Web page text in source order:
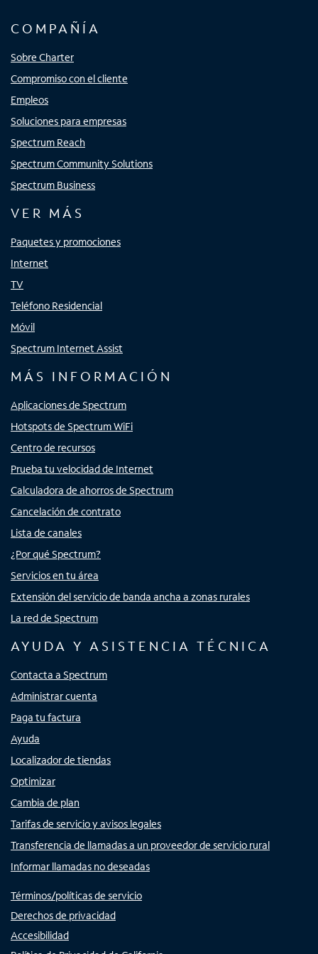
COMPAÑÍA
Sobre Charter
Compromiso con el cliente
Empleos
Soluciones para empresas
Spectrum Reach
Spectrum Community Solutions
Spectrum Business
VER MÁS
Paquetes y promociones
Internet
TV
Teléfono Residencial
Móvil
Spectrum Internet Assist
MÁS INFORMACIÓN
Aplicaciones de Spectrum
Hotspots de Spectrum WiFi
Centro de recursos
Prueba tu velocidad de Internet
Calculadora de ahorros de Spectrum
Cancelación de contrato
Lista de canales
¿Por qué Spectrum?
Servicios en tu área
Extensión del servicio de banda ancha a zonas rurales
La red de Spectrum
AYUDA Y ASISTENCIA TÉCNICA
Contacta a Spectrum
Administrar cuenta
Paga tu factura
Ayuda
Localizador de tiendas
Optimizar
Cambia de plan
Tarifas de servicio y avisos legales
Transferencia de llamadas a un proveedor de servicio rural
Informar llamadas no deseadas
Términos/políticas de servicio
Derechos de privacidad
Accesibilidad